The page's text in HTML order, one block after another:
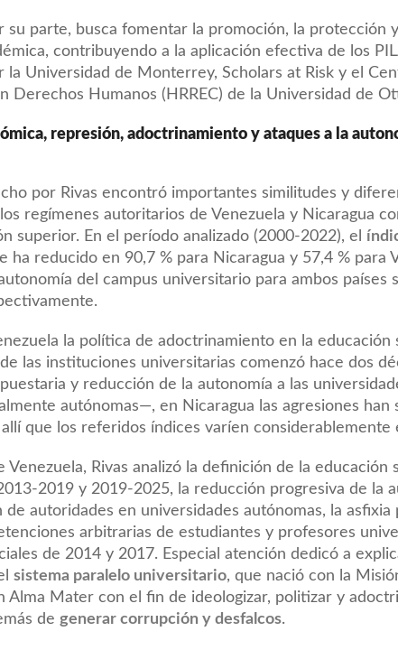
su parte, busca fomentar la promoción, la protección
contribuyendo a la aplicación efectiva de los
la Universidad de Monterrey, Scholars at Risk y el
Derechos Humanos (HRREC) de la Universidad de
represión, adoctrinamiento y ataques a la
por Rivas encontró importantes similitudes y
regímenes autoritarios de Venezuela y Nicaragua
superior. En el período analizado (2000-2022), el
ha reducido en 90,7 % para Nicaragua y 57,4 % para
del campus universitario para ambos países
la política de adoctrinamiento en la educación
las instituciones universitarias comenzó hace dos
y reducción de la autonomía a las
autónomas—, en Nicaragua las agresiones han
que los referidos índices varíen considerablemente
Venezuela, Rivas analizó la definición de la educación
2019 y 2019-2025, la reducción progresiva de la
de autoridades en universidades autónomas, la asfixia
arbitrarias de estudiantes y profesores
de 2014 y 2017. Especial atención dedicó a
sistema paralelo universitario, que nació con la
Alma Mater con el fin de ideologizar, politizar y
de generar corrupción y desfalcos.